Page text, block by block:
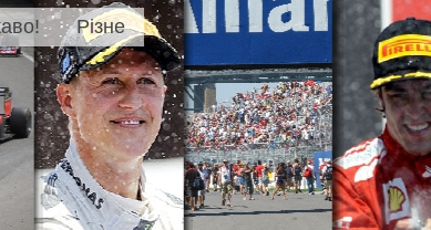
Різне